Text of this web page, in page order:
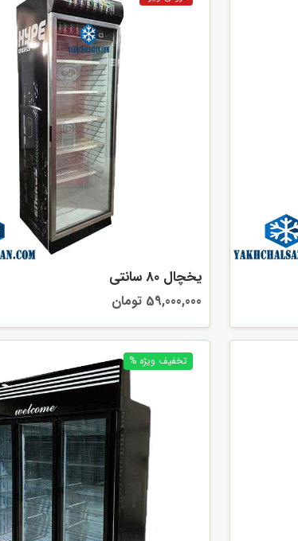
یخچال 80 سانتی
59,000,000 تومان